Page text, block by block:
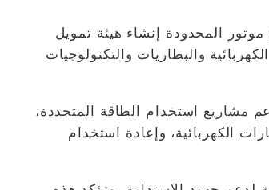
نيسان موتور المحدودة إنشاء هيئة تمويل
والبطاريات والتكنولوجيات
مشاريع استخدام الطاقة المتجددة،
الكهربائية، وإعادة استخدام